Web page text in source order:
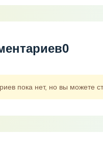
0
пока нет, но вы можете